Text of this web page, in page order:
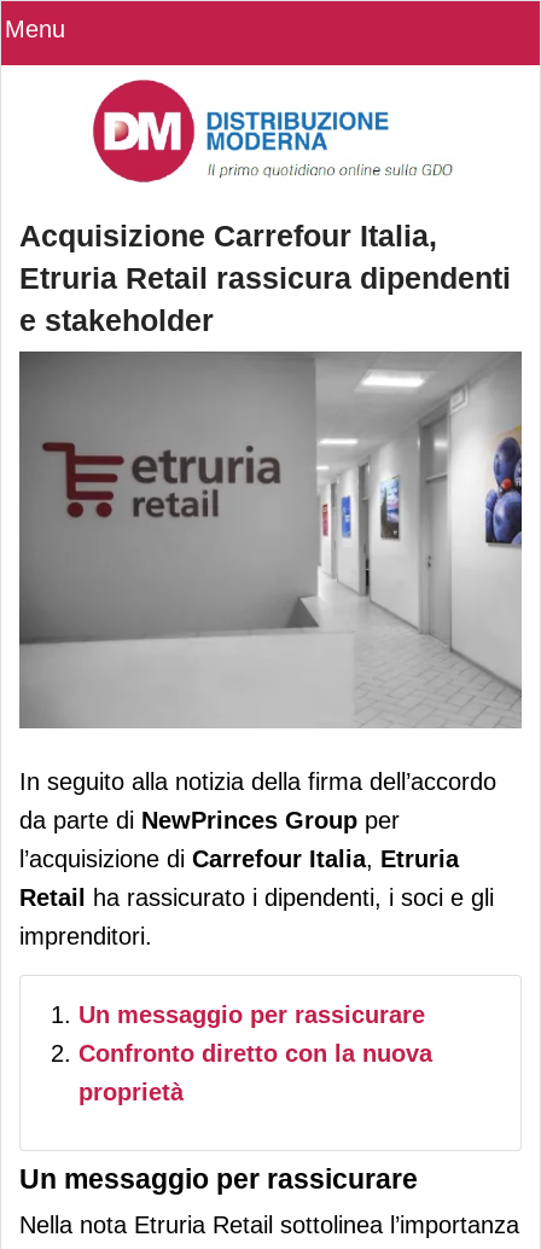
Menu
Acquisizione Carrefour Italia,
Etruria Retail rassicura dipendenti
e stakeholder
Acquisizione Carrefour Italia, Etruria
Retail rassicura dipendenti e
stakeholder
In seguito alla notizia della firma dell’accordo
da parte di NewPrinces Group per
l’acquisizione di Carrefour Italia, Etruria
Retail
ha rassicurato i dipendenti, i soci e gli
imprenditori.
Un messaggio per rassicurare
Confronto diretto con la nuova
proprietà
Un messaggio per rassicurare
Nella nota Etruria Retail sottolinea l’importanza